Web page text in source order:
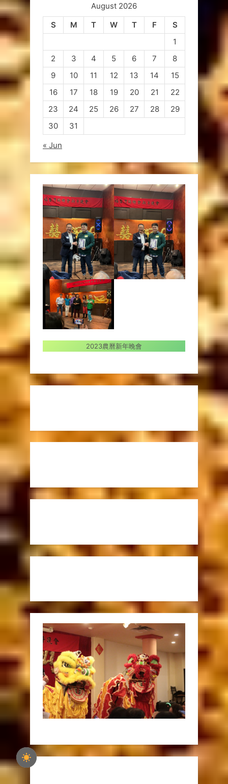
August 2026
S
M T W T F
S
1
2
3 4 5 6 7
8
9
10 11 12 13 14
15
16
17 18 19 20 21
22
23
24 25 26 27 28
29
30
31
« Jun
2023農曆新年晚會